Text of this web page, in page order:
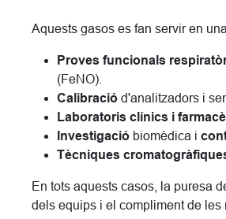
Aquests gasos es fan servir en
Proves funcionals
(FeNO).
Calibració d'analitzadors i
Laboratoris clínics i
Investigació biomèdica i
Tècniques
En tots aquests casos, la puresa
dels equips i el compliment de les